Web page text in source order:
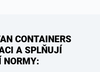
CONTAINERS
A SPLŇUJÍ
NORMY: